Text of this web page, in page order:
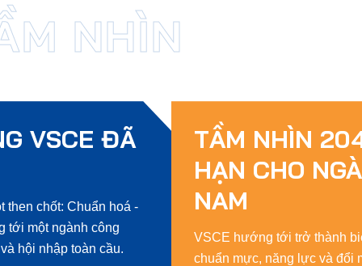
VSCE ĐÃ
then chốt: Chuẩn hoá -
tới một ngành công
hội nhập toàn cầu.
TẦM NHÌN
HẠN CHO
NAM
VSCE hướng tới trở thành
chuẩn mực, năng lực và đổi